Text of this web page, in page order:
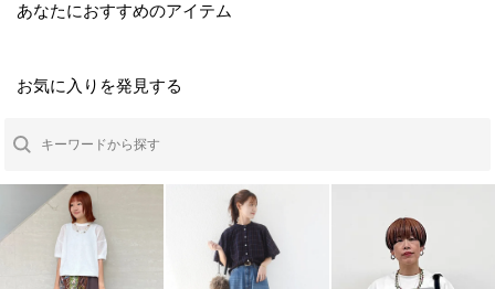
あなたにおすすめのアイテム
お気に入りを発見する